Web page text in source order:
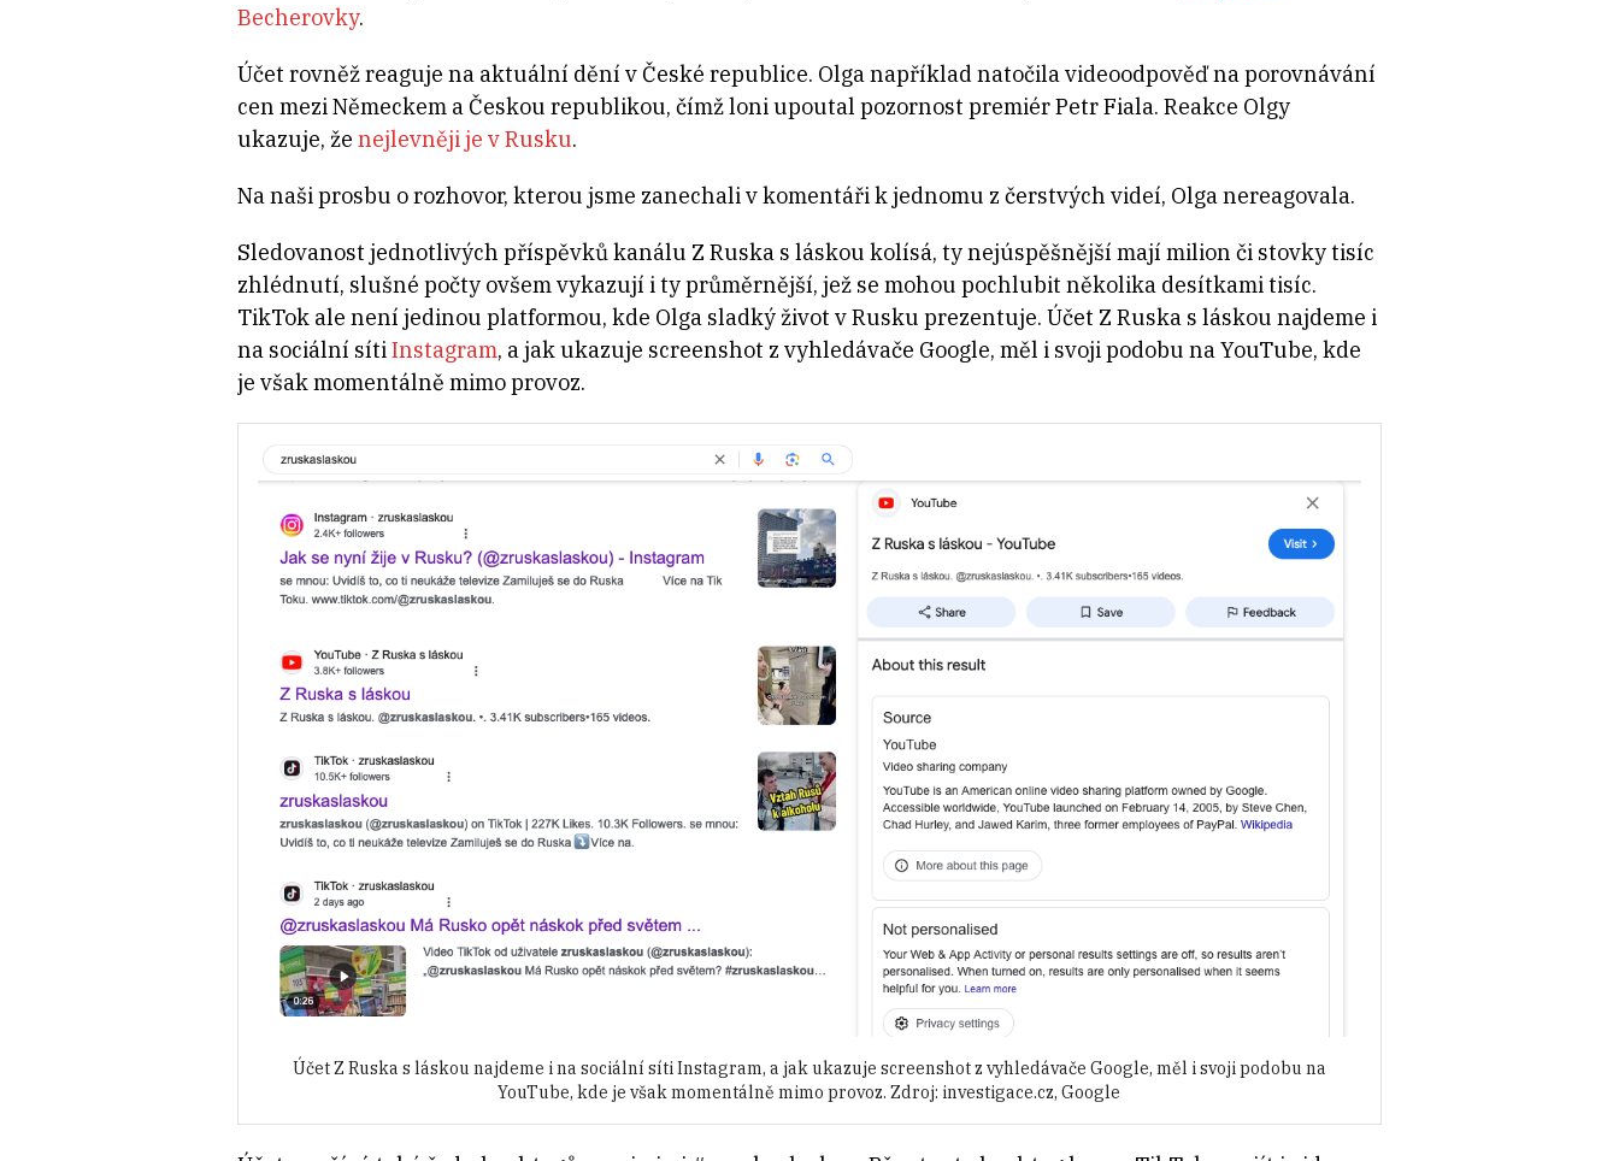
Becherovky.
Účet rovněž reaguje na aktuální dění v České republice. Olga například natočila videoodpověď na porovnávání
cen mezi Německem a Českou republikou, čímž loni upoutal pozornost premiér Petr Fiala. Reakce Olgy
ukazuje, že nejlevněji je v Rusku.
Na naši prosbu o rozhovor, kterou jsme zanechali v komentáři k jednomu z čerstvých videí, Olga nereagovala.
Sledovanost jednotlivých příspěvků kanálu Z Ruska s láskou kolísá, ty nejúspěšnější mají milion či stovky tisíc
zhlédnutí, slušné počty ovšem vykazují i ty průměrnější, jež se mohou pochlubit několika desítkami tisíc.
TikTok ale není jedinou platformou, kde Olga sladký život v Rusku prezentuje. Účet Z Ruska s láskou najdeme i
na sociální sítiInstagram, a jak ukazuje screenshot z vyhledávače Google, měl i svoji podobu na YouTube, kde
je však momentálně mimo provoz.
Účet Z Ruska s láskou najdeme i na sociální síti Instagram, a jak ukazuje screenshot z vyhledávače Google, měl i svoji podobu na
YouTube, kde je však momentálně mimo provoz. Zdroj: investigace.cz, Google